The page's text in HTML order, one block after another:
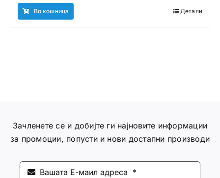
Во кошница Детали
Зачленете се и добијте ги најновите информации
за промоции, попусти и нови достапни производи